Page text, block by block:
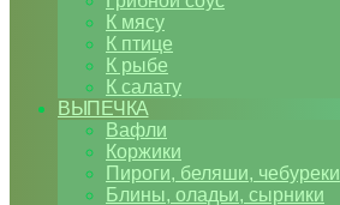
К мясу
К птице
К рыбе
К салату
ВЫПЕЧКА
Вафли
Коржики
Пироги, беляши, чебуреки
Блины, оладьи, сырники